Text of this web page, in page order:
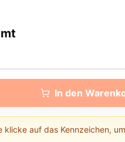
In den
klicke auf das Kennzeichen,